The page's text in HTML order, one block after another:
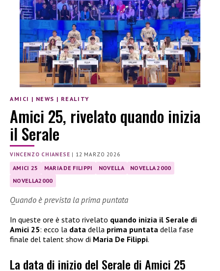
AMICI | NEWS | REALITY
Amici 25, rivelato quando inizia
il Serale
VINCENZO CHIANESE | 12 MARZO 2026
AMICI 25 MARIA DE FILIPPI NOVELLA
NOVELLA 2000
NOVELLA2000
Quando è prevista la prima puntata
In queste ore è stato rivelato quando inizia il Serale di
Amici 25: ecco la data della prima puntata della fase
finale del talent show di Maria De Filippi.
La data di inizio del Serale di Amici 25